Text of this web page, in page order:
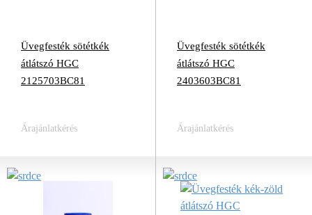
Üvegfesték sötétkék
átlátszó HGC
2125703BC81
Árajánlatkérés
Üvegfesték sötétkék
átlátszó HGC
2403603BC81
Árajánlatkérés